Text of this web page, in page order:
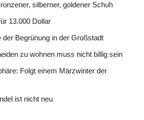
silberner, goldener Schuh
13.000 Dollar
der Begrünung in der Großstadt
zu wohnen muss nicht billig sein
Folgt einem Märzwinter der
ist nicht neu